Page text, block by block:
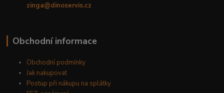
zinga@dinoservis.cz
Obchodní informace
Obchodní podmínky
Jak nakupovat
Postup při nákupu na splátky